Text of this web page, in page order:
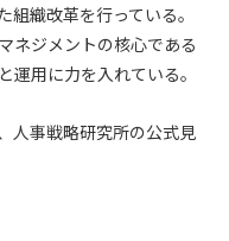
織改革を行っている。
ネジメントの核心である
運用に力を入れている。
人事戦略研究所の公式見